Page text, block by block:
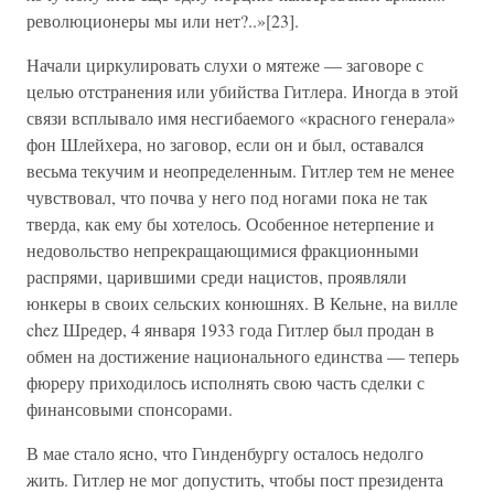
революционеры мы или нет?..»[23].
Начали циркулировать слухи о мятеже — заговоре с
целью отстранения или убийства Гитлера. Иногда в этой
связи всплывало имя несгибаемого «красного генерала»
фон Шлейхера, но заговор, если он и был, оставался
весьма текучим и неопределенным. Гитлер тем не менее
чувствовал, что почва у него под ногами пока не так
тверда, как ему бы хотелось. Особенное нетерпение и
недовольство непрекращающимися фракционными
распрями, царившими среди нацистов, проявляли
юнкеры в своих сельских конюшнях. В Кельне, на вилле
chez Шредер, 4 января 1933 года Гитлер был продан в
обмен на достижение национального единства — теперь
фюреру приходилось исполнять свою часть сделки с
финансовыми спонсорами.
В мае стало ясно, что Гинденбургу осталось недолго
жить. Гитлер не мог допустить, чтобы пост президента